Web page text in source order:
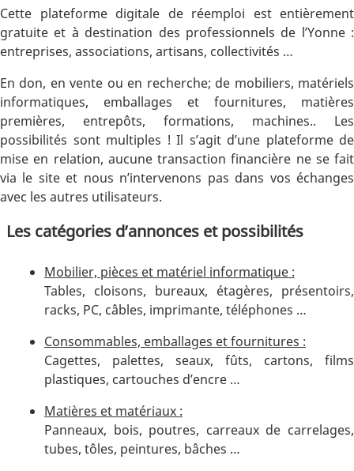
Cette plateforme digitale de réemploi est entièrement
gratuite et à destination des professionnels de l’Yonne :
entreprises, associations, artisans, collectivités …
En don, en vente ou en recherche; de mobiliers, matériels
informatiques, emballages et fournitures, matières
premières, entrepôts, formations, machines.. Les
possibilités sont multiples ! Il s’agit d’une plateforme de
mise en relation, aucune transaction financière ne se fait
via le site et nous n’intervenons pas dans vos échanges
avec les autres utilisateurs.
Les catégories d’annonces et possibilités
Mobilier, pièces et matériel informatique :
Tables, cloisons, bureaux, étagères, présentoirs,
racks, PC, câbles, imprimante, téléphones …
Consommables, emballages et fournitures :
Cagettes, palettes, seaux, fûts, cartons, films
plastiques, cartouches d’encre …
Matières et matériaux :
Panneaux, bois, poutres, carreaux de carrelages,
tubes, tôles, peintures, bâches …